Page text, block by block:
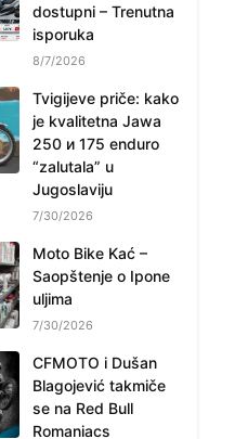
dostupni – Trenutna
isporuka
8/7/2026
Tvigijeve priče: kako
je kvalitetna Jawa
250 и 175 enduro
“zalutala” u
Jugoslaviju
7/30/2026
Moto Bike Kać –
Saopštenje o Ipone
uljima
7/30/2026
CFMOTO i Dušan
Blagojević takmiče
se na Red Bull
Romaniacs